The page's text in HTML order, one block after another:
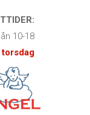
10-18
torsdag